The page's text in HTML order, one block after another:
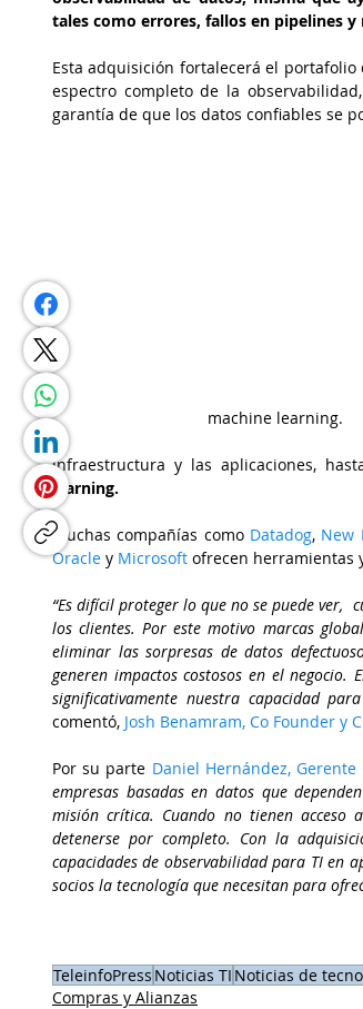
tales como errores, fallos en pipelines
Esta adquisición fortalecerá el portafolio
espectro completo de la
garantía de que los datos confiables se
machine learning.
infraestructura y las aplicaciones,
learning.
Muchas compañías como Datadog, New
Oracle y Microsoft ofrecen herramientas
“Es difícil proteger lo que no se puede ver,
los clientes. Por este motivo marcas
eliminar las sorpresas de datos
generen impactos costosos en el
comentó, Josh Benamram, Co Founder y
Por su parte Daniel Hernández,
empresas basadas en datos que
misión crítica. Cuando no tienen acceso
detenerse por completo. Con la
capacidades de observabilidad para TI en
socios la tecnología que necesitan para
TeleinfoPress Noticias TI Noticias de
Compras y Alianzas